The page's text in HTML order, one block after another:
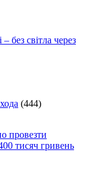
без світла через
(444)
провезти
тисяч гривень